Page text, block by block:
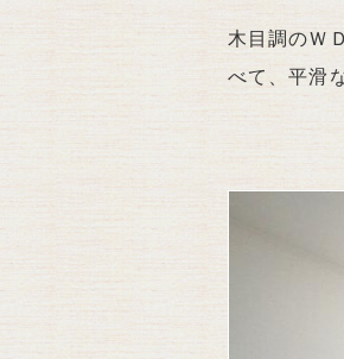
木目調のＷ
べて、平滑